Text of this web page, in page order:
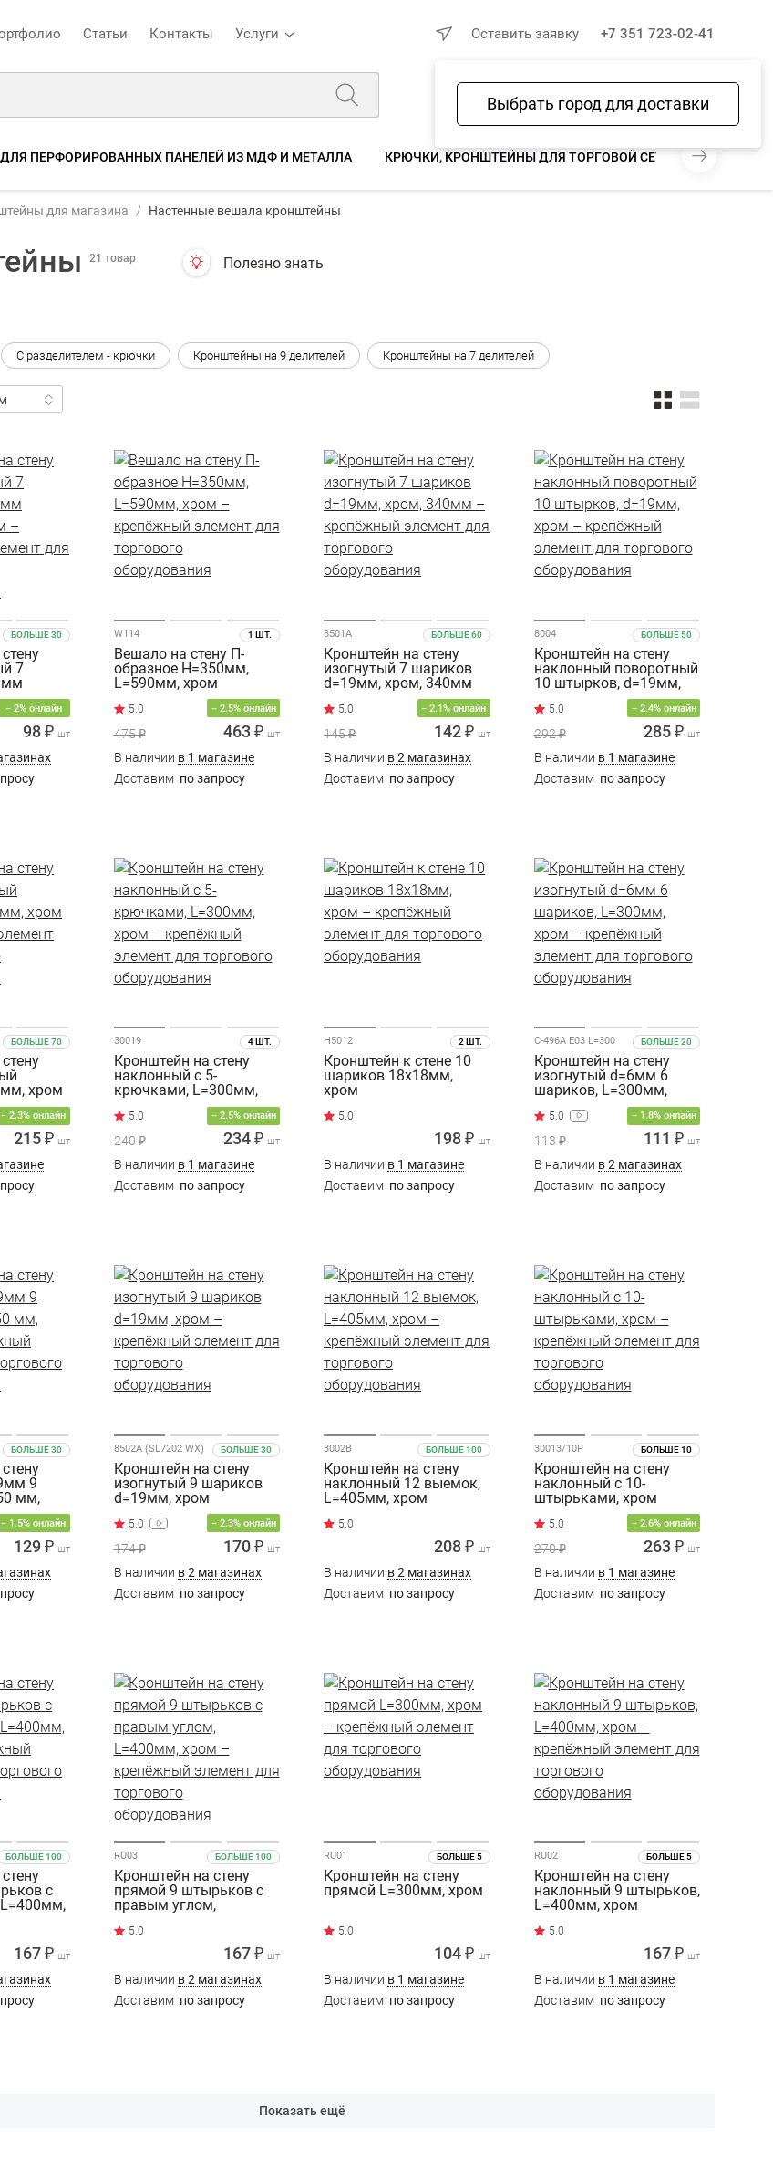
Статьи Контакты Услуги
Выбрать город для доставки
Оставить заявку +7 351 723-02-41
Избранное Сравнение Корзина
ПЕРФОРИРОВАННЫХ ПАНЕЛЕЙ ИЗ МДФ И МЕТАЛЛА КРЮЧКИ, КРОНШТЕЙНЫ ДЛЯ ТОРГОВОЙ СЕТКИ
для магазина Настенные вешала кронштейны
21 товар Полезно знать
С разделителем - крючки Кронштейны на 9 делителей Кронштейны на 7 делителей
БОЛЬШЕ 30
7
− 2% онлайн
98 ₽ шт
1 ШТ.
W114
Вешало на стену П-
образное H=350мм,
L=590мм, хром
− 2.5% онлайн
475 ₽ 463 ₽ шт
В наличии в 1 магазине
Доставим по запросу
БОЛЬШЕ 60
8501А
Кронштейн на стену
изогнутый 7 шариков
d=19мм, хром, 340мм
− 2.1% онлайн
145 ₽ 142 ₽ шт
В наличии в 2 магазинах
Доставим по запросу
БОЛЬШЕ 50
8004
Кронштейн на стену
наклонный поворотный
10 штырков, d=19мм,
− 2.4% онлайн
292 ₽ 285 ₽ шт
В наличии в 1 магазине
Доставим по запросу
БОЛЬШЕ 70
хром
− 2.3% онлайн
215 ₽ шт
4 ШТ.
30019
Кронштейн на стену
наклонный с 5-
крючками, L=300мм,
− 2.5% онлайн
240 ₽ 234 ₽ шт
В наличии в 1 магазине
Доставим по запросу
2 ШТ.
H5012
Кронштейн к стене 10
шариков 18х18мм,
хром
198 ₽ шт
В наличии в 1 магазине
Доставим по запросу
БОЛЬШЕ 20
C-496A E03 L=300
Кронштейн на стену
изогнутый d=6мм 6
шариков, L=300мм,
− 1.8% онлайн
113 ₽ 111 ₽ шт
В наличии в 2 магазинах
Доставим по запросу
БОЛЬШЕ 30
9
мм,
− 1.5% онлайн
129 ₽ шт
БОЛЬШЕ 30
8502А (SL7202 WX)
Кронштейн на стену
изогнутый 9 шариков
d=19мм, хром
− 2.3% онлайн
174 ₽ 170 ₽ шт
В наличии в 2 магазинах
Доставим по запросу
БОЛЬШЕ 100
3002В
Кронштейн на стену
наклонный 12 выемок,
L=405мм, хром
208 ₽ шт
В наличии в 2 магазинах
Доставим по запросу
БОЛЬШЕ 10
30013/10Р
Кронштейн на стену
наклонный с 10-
штырьками, хром
− 2.6% онлайн
270 ₽ 263 ₽ шт
В наличии в 1 магазине
Доставим по запросу
БОЛЬШЕ 100
с
167 ₽ шт
БОЛЬШЕ 100
RU03
Кронштейн на стену
прямой 9 штырьков с
правым углом,
167 ₽ шт
В наличии в 2 магазинах
Доставим по запросу
БОЛЬШЕ 5
RU01
Кронштейн на стену
прямой L=300мм, хром
104 ₽ шт
В наличии в 1 магазине
Доставим по запросу
БОЛЬШЕ 5
RU02
Кронштейн на стену
наклонный 9 штырьков,
L=400мм, хром
167 ₽ шт
В наличии в 1 магазине
Доставим по запросу
Показать ещё